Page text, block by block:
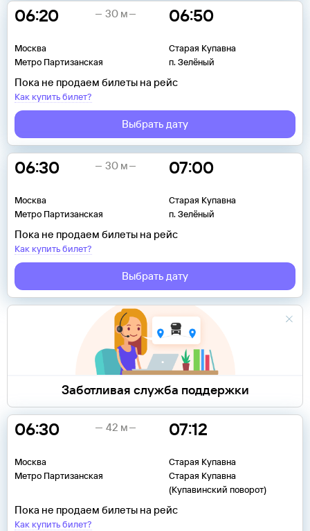
06:20
Москва
Метро Партизанская
06:50
Старая Купавна
п. Зелёный
30 м
Пока не продаем билеты на рейс
Как купить билет?
Выбрать дату
06:30
Москва
Метро Партизанская
07:00
Старая Купавна
п. Зелёный
30 м
Пока не продаем билеты на рейс
Как купить билет?
Выбрать дату
Заботливая служба поддержки
06:30
Москва
Метро Партизанская
07:12
Старая Купавна
Старая Купавна
(Купавинский поворот)
42 м
Пока не продаем билеты на рейс
Как купить билет?